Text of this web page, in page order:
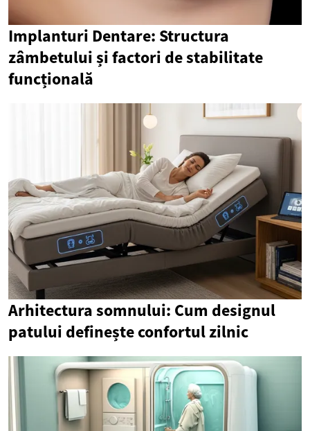
Implanturi Dentare: Structura
zâmbetului și factori de stabilitate
funcțională
Arhitectura somnului: Cum designul
patului definește confortul zilnic